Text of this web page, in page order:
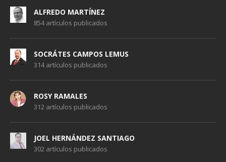
ALFREDO MARTÍNEZ
854 artículos publicados
SOCRÁTES CAMPOS LEMUS
314 artículos publicados
ROSY RAMALES
312 artículos publicados
JOEL HERNÁNDEZ SANTIAGO
302 artículos publicados